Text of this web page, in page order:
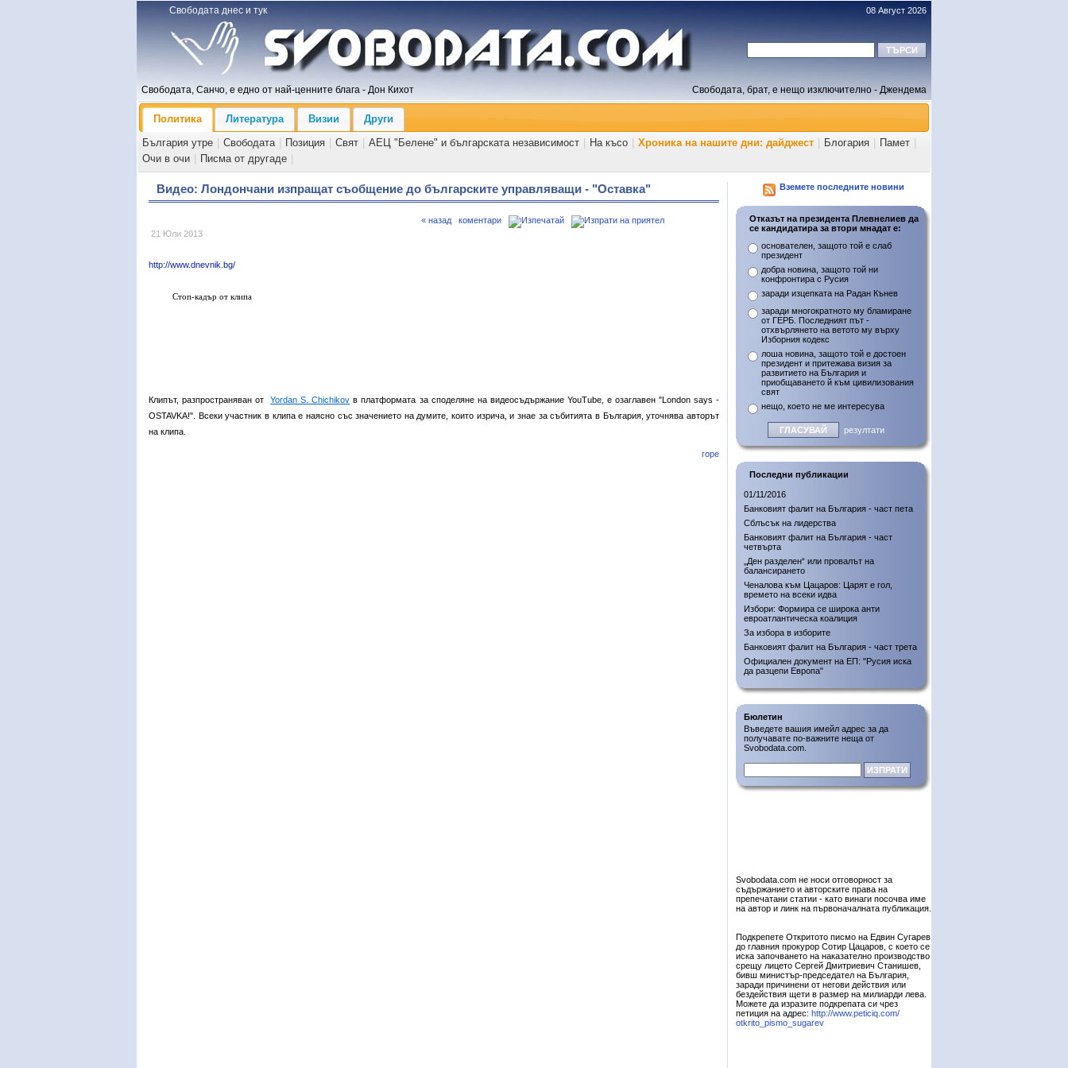
Свободата днес и тук 08 Август 2026
Свободата, Санчо, е едно от най-ценните блага - Дон Кихот Свободата, брат, е нещо изключително - Джендема
Политика Литература Визии
Други
България утре
Свободата Позиция Свят АЕЦ "Белене" и българската независимост На късо Хроника на нашите дни: дайджест Блогария Памет
Очи в очи
Писма от другаде
Видео: Лондончани изпращат съобщение до българските управляващи - "Оставка"
21 Юли 2013
« назад коментари
http://www.dnevnik.bg/
Стоп-кадър от клипа
Клипът, разпространяван отYordan S. Chichikov в платформата за споделяне на видеосъдържание YouTube, е озаглавен "London says -
OSTAVKA!". Всеки участник в клипа е наясно със значението на думите, които изрича, и знае за събитията в България, уточнява авторът
на клипа.
горе
Вземете последните новини
Отказът на президента Плевнелиев да
се кандидатира за втори мнадат е:
основателен, защото той е слаб
президент
добра новина, защото той ни
конфронтира с Русия
заради изцепката на Радан Кънев
заради многократното му бламиране
от ГЕРБ. Последният път -
отхвърлянето на ветото му върху
Изборния кодекс
лоша новина, защото той е достоен
президент и притежава визия за
развитието на България и
приобщаването й към цивилизования
свят
нещо, което не ме интересува
резултати
Последни публикации
01/11/2016
Банковият фалит на България - част пета
Сблъсък на лидерства
Банковият фалит на България - част
четвърта
„Ден разделен“ или провалът на
балансирането
Ченалова към Цацаров: Царят е гол,
времето на всеки идва
Избори: Формира се широка анти
евроатлантическа коалиция
За избора в изборите
Банковият фалит на България - част трета
Официален документ на ЕП: "Русия иска
да разцепи Европа"
Бюлетин
Въведете вашия имейл адрес за да
получавате по-важните неща от
Svobodata.com.
Svobodata.com не носи отговорност за
съдържанието и авторските права на
препечатани статии - като винаги посочва име
на автор и линк на първоначалната публикация.
Подкрепете Откритото писмо на Едвин Сугарев
до главния прокурор Сотир Цацаров, с което се
иска започването на наказателно производство
срещу лицето Сергей Дмитриевич Станишев,
бивш министър-председател на България,
заради причинени от негови действия или
бездействия щети в размер на милиарди лева.
Можете да изразите подкрепата си чрез
петиция на адрес: http://www.peticiq.com/
otkrito_pismo_sugarev